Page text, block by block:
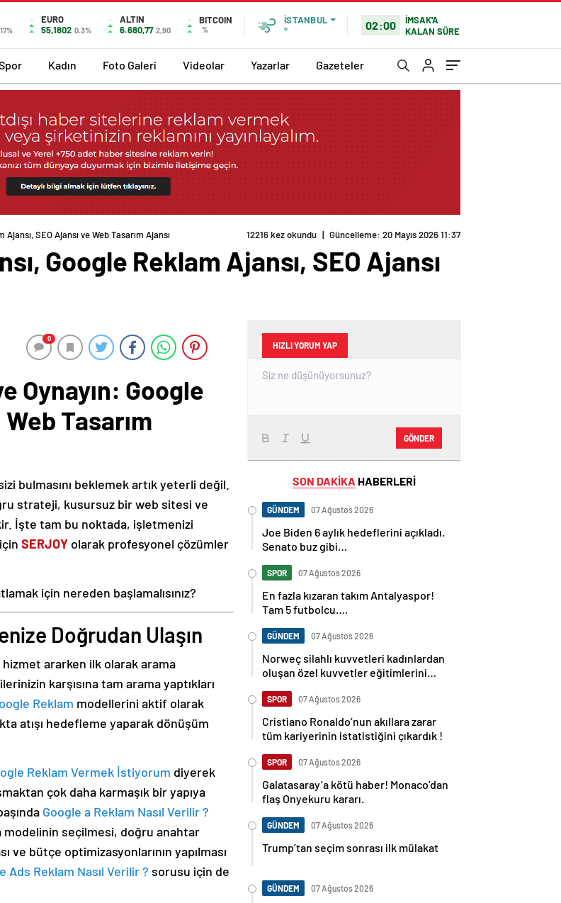
EURO
55,1802 0.3%
ALTIN
6.680,77 2,90
BITCOIN
%
İSTANBUL
°
02:00
İMSAK'A
KALAN SÜRE
Kadın Foto Galeri Videolar Yazarlar Gazeteler
SEO Ajansı ve Web Tasarım Ajansı 12216 kez okundu | Güncelleme: 20 Mayıs 2026 11:37
Google Reklam Ajansı, SEO Ajansı
0
Oynayın: Google
Tasarım
bulmasını beklemek artık yeterli değil.
strateji, kusursuz bir web sitesi ve
İşte tam bu noktada, işletmenizi
SERJOY olarak profesyonel çözümler
için nereden başlamalısınız?
Doğrudan Ulaşın
hizmet ararken ilk olarak arama
karşısına tam arama yaptıkları
Reklam modellerini aktif olarak
atışı hedefleme yaparak dönüşüm
Reklam Vermek İstiyorum diyerek
çok daha karmaşık bir yapıya
Google a Reklam Nasıl Verilir ?
modelinin seçilmesi, doğru anahtar
bütçe optimizasyonlarının yapılması
Ads Reklam Nasıl Verilir ? sorusu için de
HIZLI YORUM YAP
GÖNDER
SON DAKİKA HABERLERİ
GÜNDEM 07 Ağustos 2026
Joe Biden 6 aylık hedeflerini açıkladı.
Senato buz gibi…
SPOR 07 Ağustos 2026
En fazla kızaran takım Antalyaspor!
Tam 5 futbolcu….
GÜNDEM 07 Ağustos 2026
Norweç silahlı kuvvetleri kadınlardan
oluşan özel kuvvetler eğitimlerini
SPOR 07 Ağustos 2026
Cristiano Ronaldo’nun akıllara zarar
tüm kariyerinin istatistiğini çıkardık !
SPOR 07 Ağustos 2026
Galatasaray’a kötü haber! Monaco’dan
flaş Onyekuru kararı.
GÜNDEM 07 Ağustos 2026
Trump’tan seçim sonrası ilk mülakat
GÜNDEM 07 Ağustos 2026